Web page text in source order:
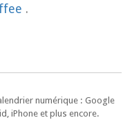
.
numérique : Google
iPhone et plus encore.